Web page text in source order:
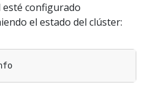
configurado
el estado del clúster: